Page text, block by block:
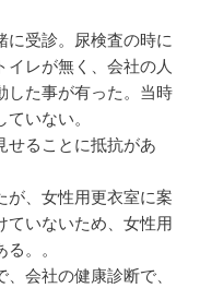
に受診。尿検査の時に
イレが無く、会社の人
した事が有った。当時
いない。
せることに抵抗があ
が、女性用更衣室に案
ていないため、女性用
。。
会社の健康診断で、